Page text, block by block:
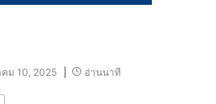
ม 10, 2025 อ่านนาที